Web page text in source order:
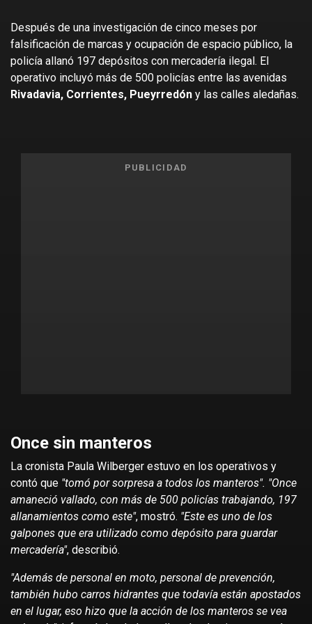
Después de una investigación de cinco meses por
falsificación de marcas y ocupación de espacio público, la
policía allanó 197 depósitos con mercadería ilegal. El
operativo incluyó más de 500 policías entre las avenidas
Rivadavia, Corrientes, Pueyrredón y las calles aledañas.
PUBLICIDAD
Once sin manteros
La cronista Paula Wilberger estuvo en los operativos y
contó que "tomó por sorpresa a todos los manteros". "Once
amaneció vallado, con más de 500 policías trabajando, 197
allanamientos como este", mostró. "Este es uno de los
galpones que era utilizado como depósito para guardar
mercadería", describió.
"Además de personal en moto, personal de prevención,
también hubo carros hidrantes que todavía están apostados
en el lugar, eso hizo que la acción de los manteros se vea